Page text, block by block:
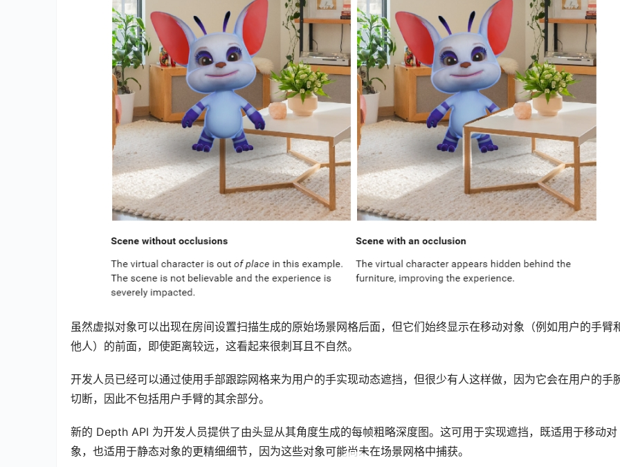
虽然虚拟对象可以出现在房间设置扫描生成的原始场景网格后面，但它们始终显示在移动对象（例如用户的手臂
他人）的前面，即使距离较远，这看起来很刺耳且不自然。
开发人员已经可以通过使用手部跟踪网格来为用户的手实现动态遮挡，但很少有人这样做，因为它会在用户的手
切断，因此不包括用户手臂的其余部分。
新的 Depth API 为开发人员提供了由头显从其角度生成的每帧粗略深度图。这可用于实现遮挡，既适用于移动对
象，也适用于静态对象的更精细细节，因为这些对象可能尚未在场景网格中捕获。
00:00 / 00:22